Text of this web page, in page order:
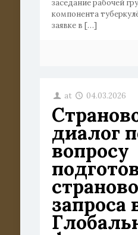
заседание рабочей
компонента
заявке в […]
at 04.03.2026
диалог
вопросу
запроса